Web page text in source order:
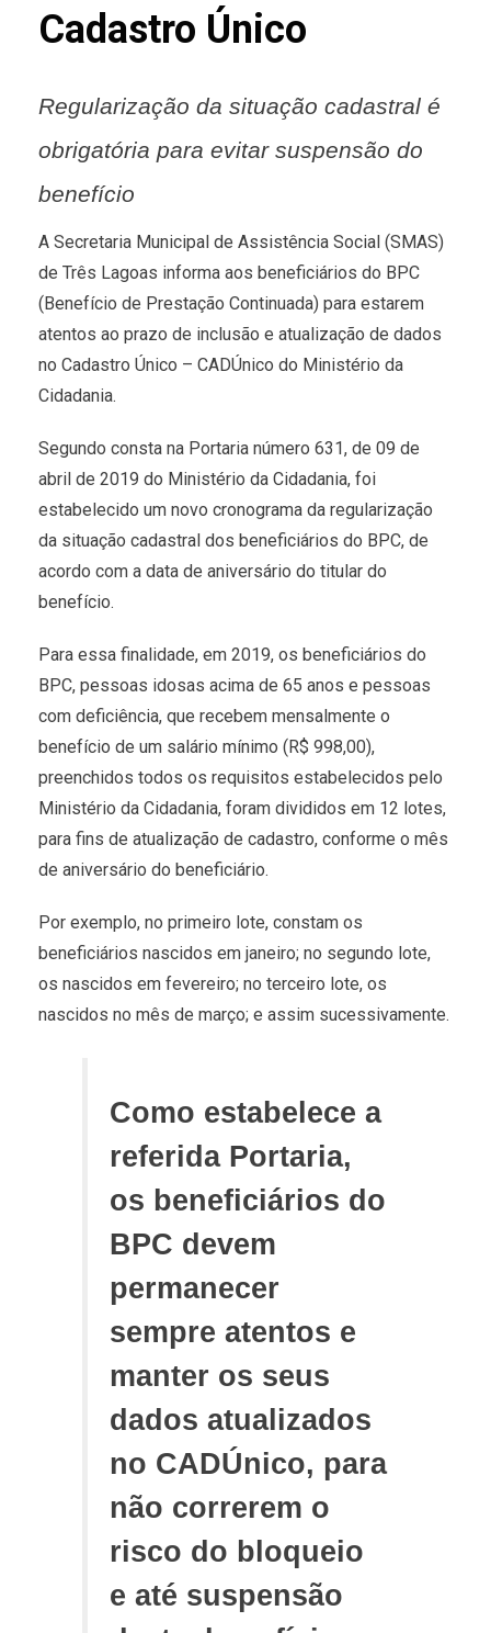
Cadastro Único
Regularização da situação cadastral é
obrigatória para evitar suspensão do
benefício
A Secretaria Municipal de Assistência Social (SMAS)
de Três Lagoas informa aos beneficiários do BPC
(Benefício de Prestação Continuada) para estarem
atentos ao prazo de inclusão e atualização de dados
no Cadastro Único – CADÚnico do Ministério da
Cidadania.
Segundo consta na Portaria número 631, de 09 de
abril de 2019 do Ministério da Cidadania, foi
estabelecido um novo cronograma da regularização
da situação cadastral dos beneficiários do BPC, de
acordo com a data de aniversário do titular do
benefício.
Para essa finalidade, em 2019, os beneficiários do
BPC, pessoas idosas acima de 65 anos e pessoas
com deficiência, que recebem mensalmente o
benefício de um salário mínimo (R$ 998,00),
preenchidos todos os requisitos estabelecidos pelo
Ministério da Cidadania, foram divididos em 12 lotes,
para fins de atualização de cadastro, conforme o mês
de aniversário do beneficiário.
Por exemplo, no primeiro lote, constam os
beneficiários nascidos em janeiro; no segundo lote,
os nascidos em fevereiro; no terceiro lote, os
nascidos no mês de março; e assim sucessivamente.
Como estabelece a
referida Portaria,
os beneficiários do
BPC devem
permanecer
sempre atentos e
manter os seus
dados atualizados
no CADÚnico, para
não correrem o
risco do bloqueio
e até suspensão